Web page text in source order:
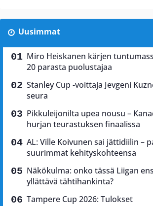
Uusimmat
Miro Heiskanen kärjen
20 parasta puolustajaa
Stanley Cup -voittaja Jevgeni
seura
Pikkuleijonilta upea nousu –
hurjan teurastuksen finaalissa
AL: Ville Koivunen sai jättidiilin –
suurimmat kehityskohteensa
Näkökulma: onko tässä Liigan
yllättävä tähtihankinta?
Tampere Cup 2026: Tulokset